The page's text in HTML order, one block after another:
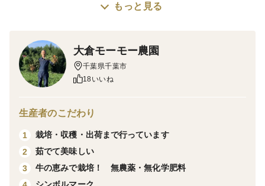
・煮崩れしにくいので煮込み料理に良し
【デストロイヤー（グランドペチカ）】
・さつまいもに似た甘みとほくほく感
・アントシアニン豊富で皮ごとがお勧め
・ソテー、ポテトサラダ
【シャドクィーン】
・ポリフェノール、アントシアニン豊富
・肉身もムラサキで加熱しても綺麗
・ポテトチップス、マッシュポテト
もっと見る
大倉モーモー農園
千葉県千葉市
18いいね
生産者のこだわり
1
栽培・収穫・出荷まで行っています
2
茹でて美味しい
3
牛の恵みで栽培！ 無農薬・無化学肥料